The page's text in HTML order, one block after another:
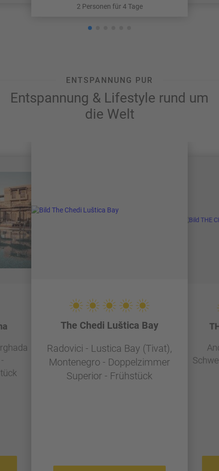
2 Personen für 4 Tage
ENTSPANNUNG PUR
Entspannung & Lifestyle rund um
die Welt
The Chedi Luštica Bay
Radovici - Lustica Bay (Tivat),
Montenegro - Doppelzimmer
Superior - Frühstück